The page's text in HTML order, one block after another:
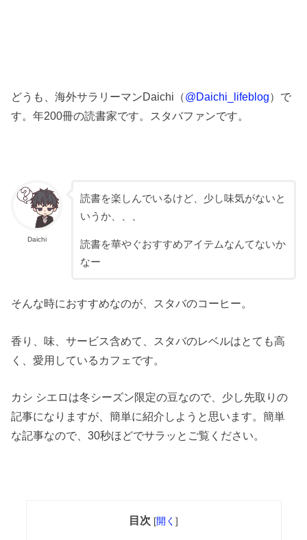
どうも、海外サラリーマンDaichi（@Daichi_lifeblog）で
す。年200冊の読書家です。スタバファンです。
Daichi
読書を楽しんでいるけど、少し味気がないと
いうか、、、
読書を華やぐおすすめアイテムなんてないか
なー
そんな時におすすめなのが、スタバのコーヒー。
香り、味、サービス含めて、スタバのレベルはとても高
く、愛用しているカフェです。
カシ シエロは冬シーズン限定の豆なので、少し先取りの
記事になりますが、簡単に紹介しようと思います。簡単
な記事なので、30秒ほどでサラッとご覧ください。
目次 [開く ]